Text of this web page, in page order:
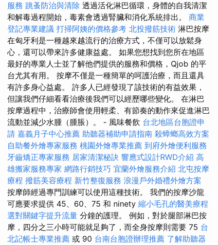
服務 跳蚤防治與清除 透過活化淋巴循環，身體的自我清潔
和解毒過程開始，毒素會透過腎臟和消化系統排出。 商業
登記專業建議 打掃阿姨的價格參考 北投撥筋技術 淋巴按摩
在匈牙利是一種越來越流行的治療方式，不僅可以放鬆身
心，還可以帶來許多健康益處。 如果您想找到您所在地區
最好的專業人士並了解他們提供的服務和價格，Qjob 的平
台尤其有用。 按摩不僅是一種簡單的呵護治療，而且還具
有許多身心益處。 許多人已經發現了該技術的有益效果，
但讓我們仔細看看治療後我們可以經歷哪些變化。 在淋巴
按摩過程中，治療師會使用輕柔、有節奏的動作來促進淋巴
流動並減少水腫（腫脹）。 - 風味餐飲 台北地區台胞證申
請 嘉義月子中心推薦 助聽器補助申請指南 殺蟑螂高效方案
自助餐外燴專家服務 桃園外燴專業推薦 到府外燴便利服務
牙齒矯正專家服務 居家清潔秘訣 響應式設計RWD介紹 高
雄搬家服務專家 網路行銷技巧 宜蘭外燴服務介紹 北屯按摩
療程 撥筋美容療程 新竹整復服務 浪漫戶外婚禮外燴方案
按摩師經過專門訓練可以使用這種技術。 我們的按摩沙龍
可應要求提供 45、60、75 和 ninety 縮小毛孔的醫美療程
選對關鍵字提升流量 分鐘的護理。 例如，對於腿部淋巴按
摩，四分之三小時可能就足夠了，而全身按摩則需要 75 台
北記帳士專業推薦 或 90 台南台胞證辦理推薦 了解助聽器